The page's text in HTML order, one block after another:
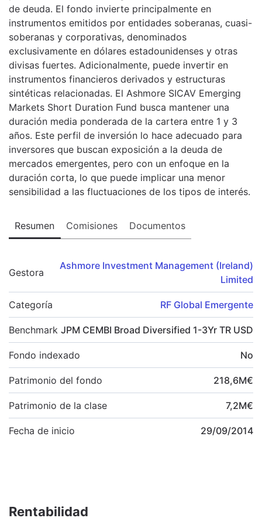
de deuda. El fondo invierte principalmente en
instrumentos emitidos por entidades soberanas, cuasi-
soberanas y corporativas, denominados
exclusivamente en dólares estadounidenses y otras
divisas fuertes. Adicionalmente, puede invertir en
instrumentos financieros derivados y estructuras
sintéticas relacionadas. El Ashmore SICAV Emerging
Markets Short Duration Fund busca mantener una
duración media ponderada de la cartera entre 1 y 3
años. Este perfil de inversión lo hace adecuado para
inversores que buscan exposición a la deuda de
mercados emergentes, pero con un enfoque en la
duración corta, lo que puede implicar una menor
sensibilidad a las fluctuaciones de los tipos de interés.
Resumen Comisiones Documentos
Gestora
Ashmore Investment Management (Ireland)
Limited
Categoría RF Global Emergente
Benchmark JPM CEMBI Broad Diversified 1-3Yr TR USD
Fondo indexado No
Patrimonio del fondo 218,6M€
Patrimonio de la clase 7,2M€
Fecha de inicio 29/09/2014
Rentabilidad